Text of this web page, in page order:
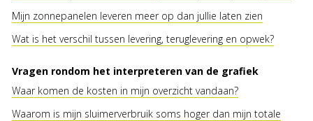
Mijn zonnepanelen leveren meer op dan jullie laten zien
Wat is het verschil tussen levering, teruglevering en opwek?
Vragen rondom het interpreteren van de grafiek
Waar komen de kosten in mijn overzicht vandaan?
Waarom is mijn sluimerverbruik soms hoger dan mijn totale